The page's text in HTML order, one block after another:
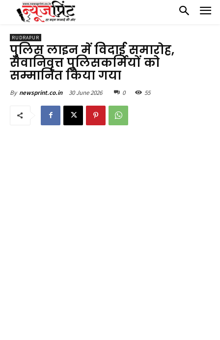
RUDRAPUR
पुलिस लाइन में विदाई समारोह,
सेवानिवृत्त पुलिसकर्मियों को
सम्मानित किया गया
By newsprint.co.in 30 June 2026 0 55